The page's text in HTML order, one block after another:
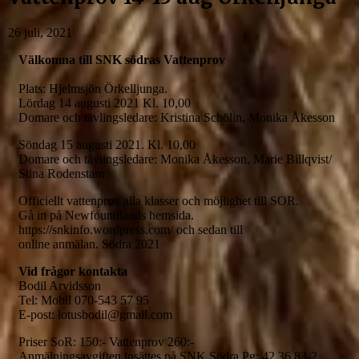
26 juli, 2021
Välkomna till SNK södras Vattenprov
Plats: Hjelmsjön Örkelljunga.
Lördag 14 augusti 2021 Kl. 10,00
Domare och tävlingsledare: Kristina Schölin, Monika Åkesson
Söndag 15 augusti 2021. Kl. 10,00
Domare och tävlingsledare: Monika Åkesson, Marie Billqvist/
Stina Rodenstam
Officiellt vattenprov alla klasser och möjlighet till SOR.
Gå in på Newfoundlands hemsida.
https://snkinfo.wordpress.com/ och sedan till
online anmälan. Södra 2021
Vid frågor kontakta
Bodil Arvidsson
Tel: Mobil 070-543 57 95
E-post: lotusbodil@gmail.com
Priser SoR: 150:- Vattenprov 260:-
Anmälningsavgiften insättes på SNK Södra Pg: 42 36 83-2